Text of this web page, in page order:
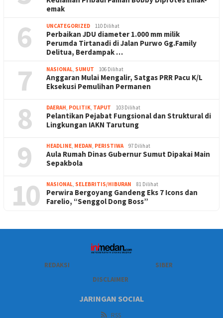
emak
6 UNCATEGORIZED 110 Dilihat
Perbaikan JDU diameter 1.000 mm milik
Perumda Tirtanadi di Jalan Purwo Gg.Family
Delitua, Berdampak …
7 NASIONAL, SUMUT 106 Dilihat
Anggaran Mulai Mengalir, Satgas PRR Pacu K/L
Eksekusi Pemulihan Permanen
8 DAERAH, POLITIK, TAPUT 103 Dilihat
Pelantikan Pejabat Fungsional dan Struktural di
Lingkungan IAKN Tarutung
9 HEADLINE, MEDAN, PERISTIWA 97 Dilihat
Aula Rumah Dinas Gubernur Sumut Dipakai Main
Sepakbola
10 NASIONAL, SELEBRITIS/HIBURAN 81 Dilihat
Perwira Bergoyang Gandeng Eks 7 Icons dan
Farelio, “Senggol Dong Boss”
REDAKSI
SIBER
DISCLAIMER
JARINGAN SOCIAL
RSS